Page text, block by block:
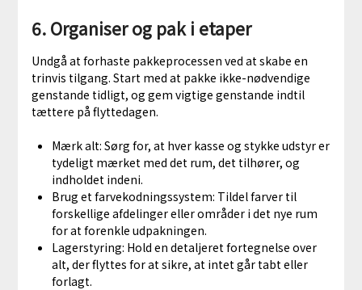
6. Organiser og pak i etaper
Undgå at forhaste pakkeprocessen ved at skabe en
trinvis tilgang. Start med at pakke ikke-nødvendige
genstande tidligt, og gem vigtige genstande indtil
tættere på flyttedagen.
Mærk alt: Sørg for, at hver kasse og stykke udstyr er
tydeligt mærket med det rum, det tilhører, og
indholdet indeni.
Brug et farvekodningssystem: Tildel farver til
forskellige afdelinger eller områder i det nye rum
for at forenkle udpakningen.
Lagerstyring: Hold en detaljeret fortegnelse over
alt, der flyttes for at sikre, at intet går tabt eller
forlagt.